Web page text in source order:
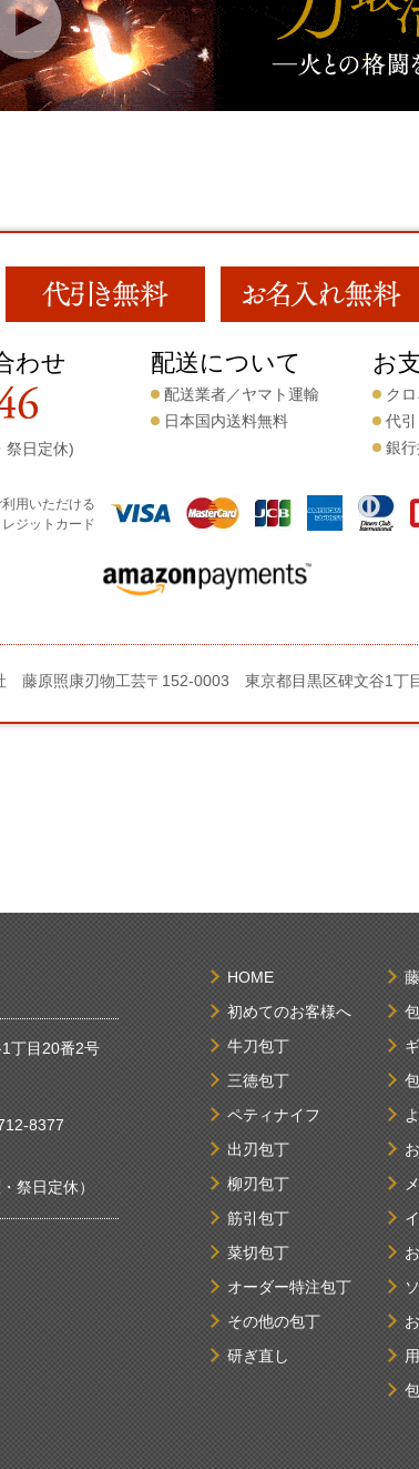
わせ
祭日定休)
配送について
配送業者／ヤマト運輸
日本国内送料無料
お
ク
代
銀
用いただける
レジットカード
藤原照康刃物工芸〒152-0003 東京都目黒区碑文谷1丁
丁目20番2号
8377
日定休）
HOME
初めてのお客様へ
牛刀包丁
三徳包丁
ペティナイフ
出刃包丁
柳刃包丁
筋引包丁
菜切包丁
オーダー特注包丁
その他の包丁
研ぎ直し